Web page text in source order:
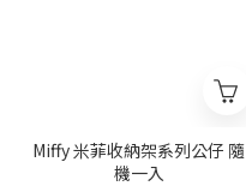
Miffy 米菲收納架系列公仔 隨
機一入